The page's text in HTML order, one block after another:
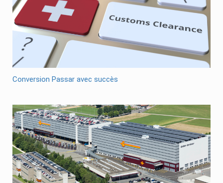
Conversion Passar avec succès